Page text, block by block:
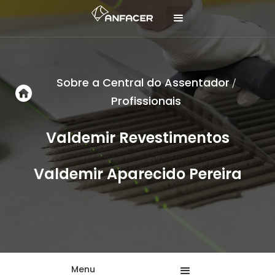
Sobre a Central do Assentador/
Profissionais
Valdemir Revestimentos
Valdemir Aparecido Pereira
Menu